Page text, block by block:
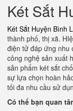
Két Sắt
Két Sắt Huyện Bình
thành phố, thị xã.
điện tử đáp ứng nhu
công nghệ sản xuất
sản phẩm két sắt
sự lựa chọn hoàn
tối đa nhu cầu sử
Có thể bạn quan